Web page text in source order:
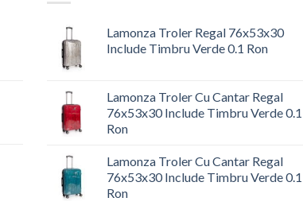
Lamonza Troler Regal 76x53x30
Include Timbru Verde 0.1 Ron
a
fost:
779,24 lei.
este:
644,00 lei.
Lamonza Troler Cu Cantar Regal
76x53x30 Include Timbru Verde 0.1
Ron
inițial
a
fost:
curent
este:
644,00 lei.
Lamonza Troler Cu Cantar Regal
76x53x30 Include Timbru Verde 0.1
Ron